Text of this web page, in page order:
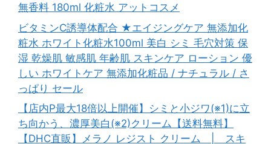
無香料 180ml 化粧水 アットコスメ
ビタミンC誘導体配合 ★エイジングケア 無添加化
粧水 ホワイト化粧水100ml 美白 シミ 毛穴対策 保
湿 乾燥肌 敏感肌 年齢肌 スキンケア ローション 優
しい ホワイトケア 無添加化粧品 / ナチュラル / さ
っぱり セール
【店内P最大18倍以上開催】シミと小ジワ(※1)に立
ち向かう、濃厚美白(※2)クリーム【送料無料】
【DHC直販】メラノ レジスト クリーム | スキ